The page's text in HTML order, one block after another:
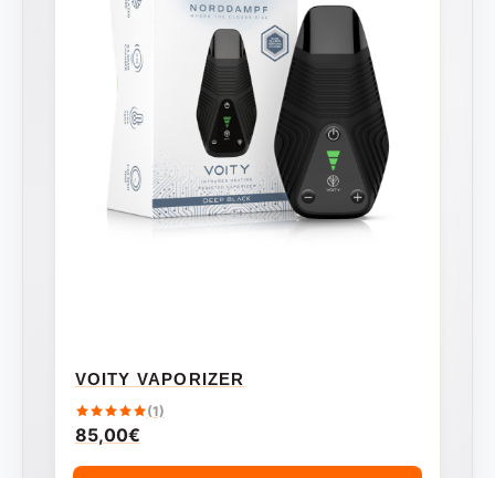
VOITY VAPORIZER
(1)
85,00€